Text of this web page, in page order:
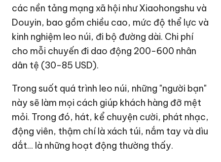
các nền tảng mạng xã hội như Xiaohongshu và
Douyin, bao gồm chiều cao, mức độ thể lực và
kinh nghiệm leo núi, đi bộ đường dài. Chi phí
cho mỗi chuyến đi dao động 200-600 nhân
dân tệ (30-85 USD).
Trong suốt quá trình leo núi, những "người bạn"
này sẽ làm mọi cách giúp khách hàng đỡ mệt
mỏi. Trong đó, hát, kể chuyện cười, phát nhạc,
động viên, thậm chí là xách túi, nắm tay và dìu
dắt... là những hoạt động thường thấy.